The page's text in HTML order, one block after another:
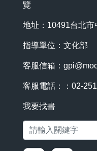
覽
地址：10491台北
指導單位：文化部
客服信箱：
客服電話：：02-
我要找書